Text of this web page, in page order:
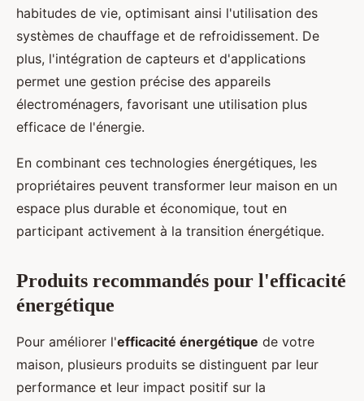
habitudes de vie, optimisant ainsi l'utilisation des
systèmes de chauffage et de refroidissement. De
plus, l'intégration de capteurs et d'applications
permet une gestion précise des appareils
électroménagers, favorisant une utilisation plus
efficace de l'énergie.
En combinant ces technologies énergétiques, les
propriétaires peuvent transformer leur maison en un
espace plus durable et économique, tout en
participant activement à la transition énergétique.
Produits recommandés pour l'efficacité
énergétique
Pour améliorer l'efficacité énergétique de votre
maison, plusieurs produits se distinguent par leur
performance et leur impact positif sur la